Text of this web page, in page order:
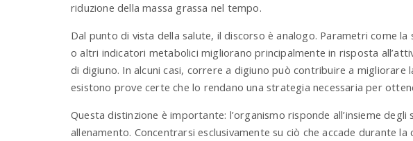
riduzione della massa grassa nel tempo.
Dal punto di vista della salute, il discorso è analogo. Parametri come la
o altri indicatori metabolici migliorano principalmente in risposta
di digiuno. In alcuni casi, correre a digiuno può contribuire a migliorare
esistono prove certe che lo rendano una strategia necessaria per
Questa distinzione è importante: l’organismo risponde all’insieme
allenamento. Concentrarsi esclusivamente su ciò che accade durante